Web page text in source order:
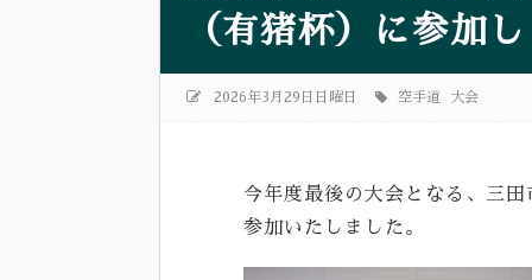
（有猪杯）に参加
2026年3月29日日曜日 空手道 大会
今年度最後の大会となる、三
参加いたしました。